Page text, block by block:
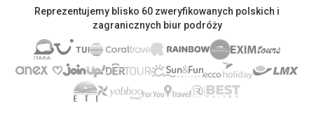
Reprezentujemy blisko 60 zweryfikowanych polskich i
zagranicznych biur podróży